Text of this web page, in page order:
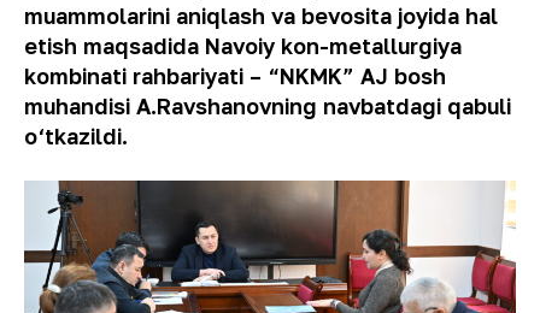
muammolarini aniqlash va bevosita joyida hal
etish maqsadida Navoiy kon-metallurgiya
kombinati rahbariyati – “NKMK” AJ bosh
muhandisi A.Ravshanovning navbatdagi qabuli
o‘tkazildi.